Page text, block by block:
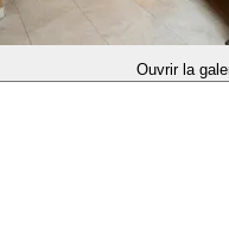
Ouvrir la